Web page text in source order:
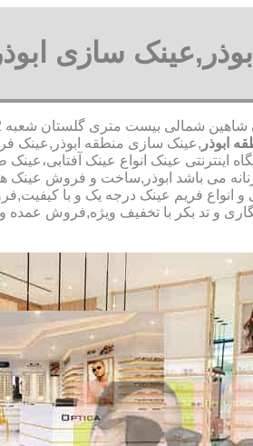
سازی
ابوذر ,عینک سازی منطقه ابوذر,عینک
عینک انواع عینک
می باشد ابوذر,ساخت و فروش عینک
انواع فریم عینک درجه یک و با
و تد بکر با تخفیف ویژه,فروش عمده